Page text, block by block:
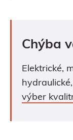
Chýba
Elektrické,
výber